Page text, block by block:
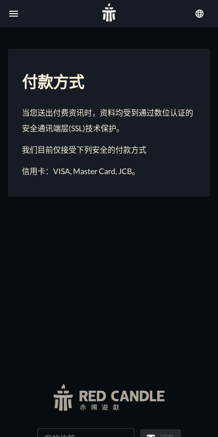
付款方式
当您送出付费资讯时，资料均受到通过数位认证的
安全通讯端层(SSL)技术保护。
我们目前仅接受下列安全的付款方式
信用卡：VISA, Master Card, JCB。